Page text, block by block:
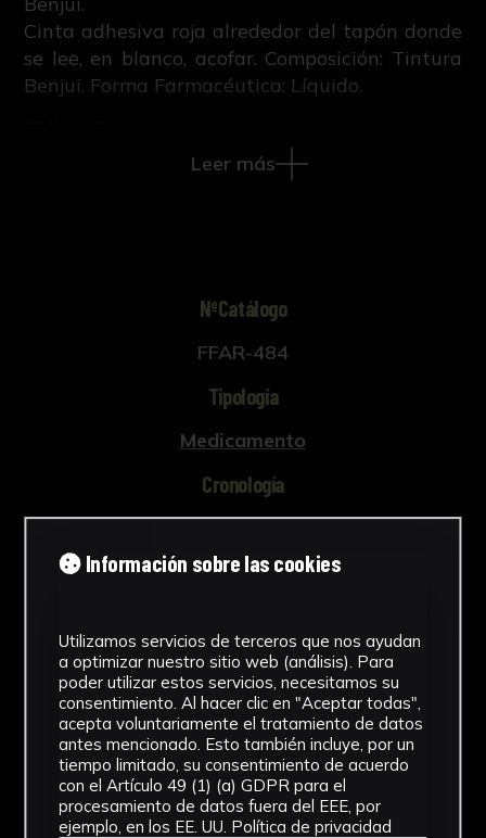
Cinta adhesiva roja alrededor del tapón donde
se lee, en blanco, acofar. Composición: Tintura
Benjui. Forma Farmacéutica: Líquido.
R. Ruiz Altaba, Creación, estudio,
Leer más
NºCatálogo
FFAR-484
Tipología
Medicamento
Cronología
Materiales
Ubicación
Facultad de Farmacia
Dimensiones
12 x 4,5 x 4,5 cm
Ver más
Información sobre las cookies
Utilizamos servicios de terceros que nos ayudan
a optimizar nuestro sitio web (análisis). Para
poder utilizar estos servicios, necesitamos su
consentimiento. Al hacer clic en "Aceptar todas",
acepta voluntariamente el tratamiento de datos
antes mencionado. Esto también incluye, por un
tiempo limitado, su consentimiento de acuerdo
con el Artículo 49 (1) (a) GDPR para el
procesamiento de datos fuera del EEE, por
ejemplo, en los EE. UU. Política de privacidad